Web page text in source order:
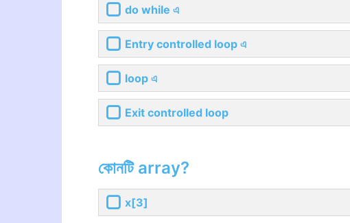
do while এ
Entry controlled loop এ
loop এ
Exit controlled loop
কোনটি array?
x[3]